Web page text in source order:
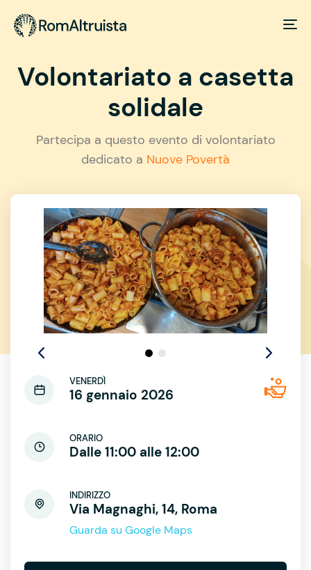
Volontariato a casetta
solidale
Partecipa a questo evento di volontariato
dedicato a Nuove Povertà
VENERDÌ
16 gennaio 2026
ORARIO
Dalle 11:00 alle 12:00
INDIRIZZO
Via Magnaghi, 14, Roma
Guarda su Google Maps